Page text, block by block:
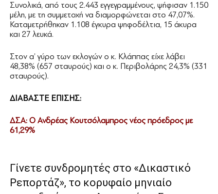
Συνολικά, από τους 2.443 εγγεγραμμένους, ψήφισαν 1.150
μέλη, με τη συμμετοχή να διαμορφώνεται στο 47,07%.
Καταμετρήθηκαν 1.108 έγκυρα ψηφοδέλτια, 15 άκυρα
και 27 λευκά.
Στον α’ γύρο των εκλογών ο κ. Κλάππας είχε λάβει
48,38% (657 σταυρούς) και ο κ. Περιβολάρης 24,3% (331
σταυρούς).
ΔΙΑΒΑΣΤΕ ΕΠΙΣΗΣ:
ΔΣΑ: O Ανδρέας Κουτσόλαμπρος νέος πρόεδρος με
61,29%
Γίνετε συνδρομητές στο «Δικαστικό
Ρεπορτάζ», το κορυφαίο μηνιαίο